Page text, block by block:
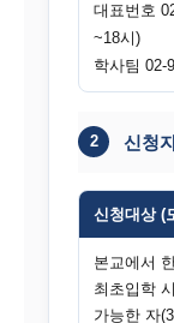
대표번호
~18시)
학사팀 02-
2 신청
신청대상 (
본교에서
최초입학
가능한 자